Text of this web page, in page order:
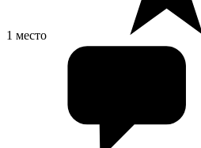
1 место